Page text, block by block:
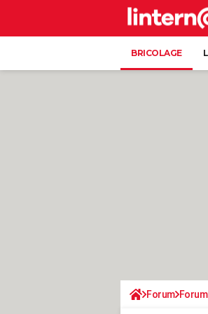
BRICOLAGE
Forum